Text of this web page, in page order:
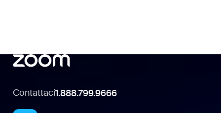
Contattaci1.888.799.9666